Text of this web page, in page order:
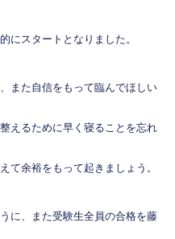
にスタートとなりました。
また自信をもって臨んでほしい
えるために早く寝ることを忘れ
て余裕をもって起きましょう。
に、また受験生全員の合格を藤